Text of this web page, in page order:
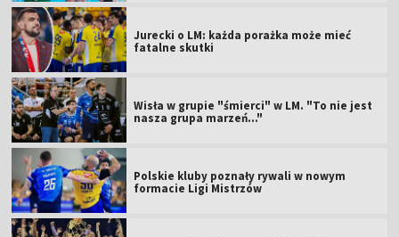
Jurecki o LM: każda porażka może mieć
fatalne skutki
Wisła w grupie "śmierci" w LM. "To nie jest
nasza grupa marzeń..."
Polskie kluby poznały rywali w nowym
formacie Ligi Mistrzów